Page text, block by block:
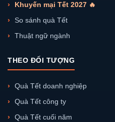
Khuyến mại Tết 2027 🔥
So sánh quà Tết
Thuật ngữ ngành
THEO ĐỐI TƯỢNG
Quà Tết doanh nghiệp
Quà Tết công ty
Quà Tết cuối năm